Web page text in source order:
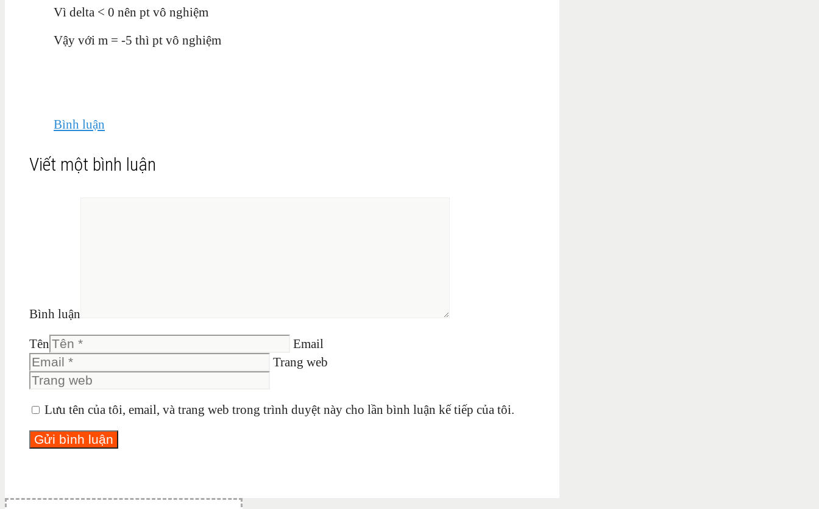
Vì delta < 0 nên pt vô nghiệm
Vậy với m = -5 thì pt vô nghiệm
Bình luận
Viết một bình luận
Bình luận
Tên
Email
Trang web
Lưu tên của tôi, email, và trang web trong trình duyệt này cho lần bình luận kế tiếp của tôi.